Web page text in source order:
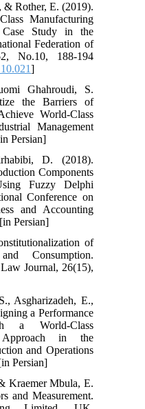
A., & Rother, E. (2019).
Class Manufacturing
4.0: A Case Study in the
International Federation of
vol.52, No.10, 188-194
& Gauomi Ghahroudi, S.
Prioritize the Barriers of
to Achieve World-Class
of Industrial Management
120. [in Persian]
& Mirhabibi, D. (2018).
Production Components
Using Fuzzy Delphi
Conference on
Business and Accounting
Iran. [in Persian]
Constitutionalization of
and Consumption.
Law Journal, 26(15),
M. S., Asgharizadeh, E.,
Designing a Performance
with a World-Class
Approach in the
Production and Operations
98. [in Persian]
A., & Kraemer Mbula, E.
and Measurement.